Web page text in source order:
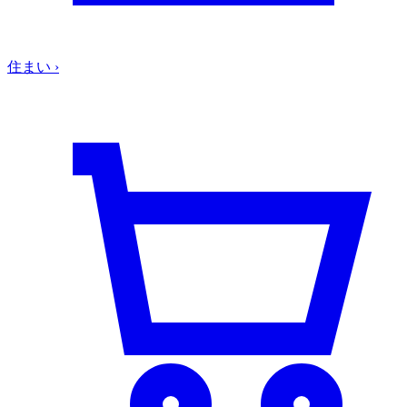
住まい ›